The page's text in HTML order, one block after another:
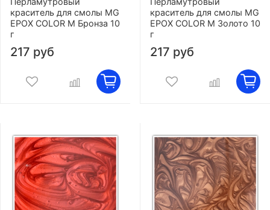
краситель для смолы MG
EPOX COLOR M Бронза 10
г
217 руб
краситель для смолы MG
EPOX COLOR M Золото 10
г
217 руб